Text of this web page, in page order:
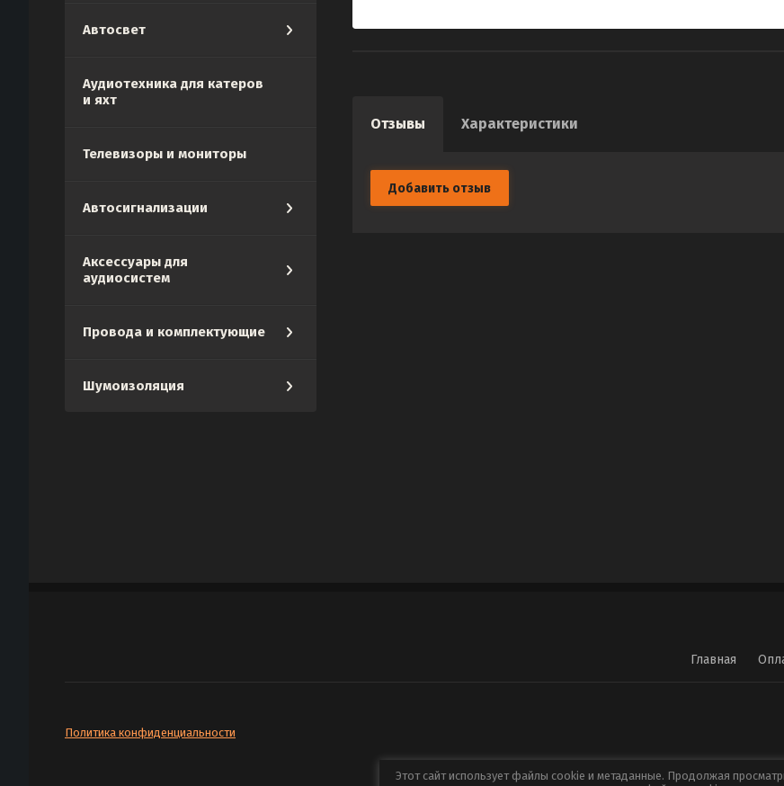
Автосвет
Аудиотехника для катеров
и яхт
Телевизоры и мониторы
Автосигнализации
Аксессуары для
аудиосистем
Провода и комплектующие
Шумоизоляция
Отзывы Характеристики
Добавить отзыв
Главная
Политика конфиденциальности
Этот сайт использует файлы cookie и метаданные. Продолжая